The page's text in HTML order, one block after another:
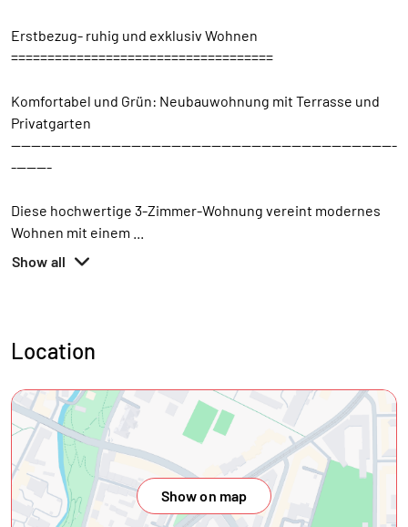
Erstbezug- ruhig und exklusiv Wohnen
====================================
Komfortabel und Grün: Neubauwohnung mit Terrasse und
Privatgarten
-----------------------------------------------------------------------------
--------
Diese hochwertige 3-Zimmer-Wohnung vereint modernes
Wohnen mit einem
Show all
Location
Show on map